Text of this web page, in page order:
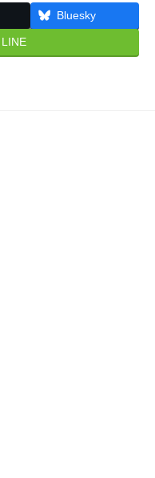
Bluesky
LINE